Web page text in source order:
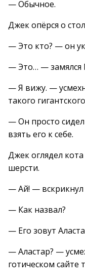
— Обычное.
Джек опёрся о
— Это кто? — он
— Это… — замялся
— Я вижу. —
такого
— Он просто
взять его к себе.
Джек оглядел
шерсти.
— Ай! — вскрикнул
— Как назвал?
— Его зовут
— Аластар? —
готическом сайте